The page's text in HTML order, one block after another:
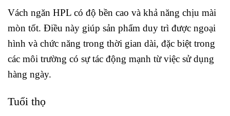
Vách ngăn HPL có độ bền cao và khả năng chịu mài
mòn tốt. Điều này giúp sản phẩm duy trì được ngoại
hình và chức năng trong thời gian dài, đặc biệt trong
các môi trường có sự tác động mạnh từ việc sử dụng
hàng ngày.
Tuổi thọ